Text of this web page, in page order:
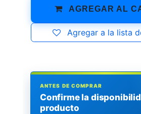
AGREGAR AL
Agregar a la lista
ANTES DE COMPRAR
Confirme la
producto